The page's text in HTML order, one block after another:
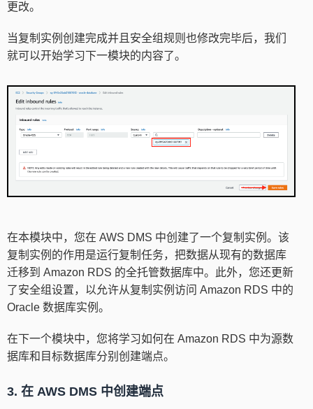
更改。
当复制实例创建完成并且安全组规则也修改完毕后，我们
就可以开始学习下一模块的内容了。
在本模块中，您在 AWS DMS 中创建了一个复制实例。该
复制实例的作用是运行复制任务，把数据从现有的数据库
迁移到 Amazon RDS 的全托管数据库中。此外，您还更新
了安全组设置，以允许从复制实例访问 Amazon RDS 中的
Oracle 数据库实例。
在下一个模块中，您将学习如何在 Amazon RDS 中为源数
据库和目标数据库分别创建端点。
3. 在 AWS DMS 中创建端点